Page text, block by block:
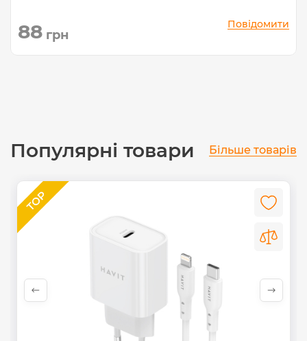
88 грн
Повідомити
Популярні товари Більше товарів